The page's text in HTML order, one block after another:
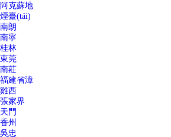
阿克蘇地
煙臺(tái)
南朗
南寧
桂林
東莞
南莊
福建省漳
雞西
張家界
天門
香州
吳忠